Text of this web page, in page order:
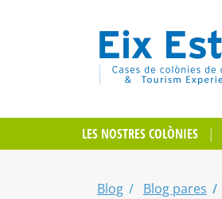
LES NOSTRES COLÒNIES
Blog Blog pares